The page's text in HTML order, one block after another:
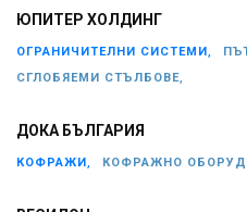
ЮПИТЕР ХОЛДИНГ
ОГРАНИЧИТЕЛНИ СИСТЕМИ,
СГЛОБЯЕМИ СТЪЛБОВЕ,
ДОКА БЪЛГАРИЯ
КОФРАЖИ, КОФРАЖНО